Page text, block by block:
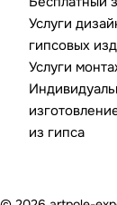
Услуги
гипсовых
Услуги
из гипса